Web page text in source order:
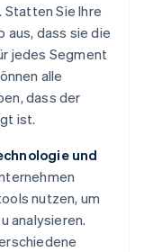
Sie Ihre
aus, dass sie die
jedes Segment
alle
dass der
ist.
und
nutzen, um
analysieren.